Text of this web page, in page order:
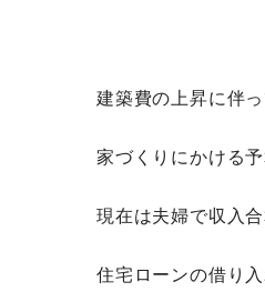
建築費の上昇に伴っ
家づくりにかける
現在は夫婦で収入
住宅ローンの借り